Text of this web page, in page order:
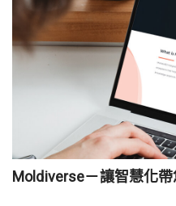
Moldiverse－讓智慧化